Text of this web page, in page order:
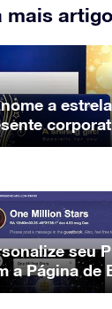
mais
a
seu
a Página de